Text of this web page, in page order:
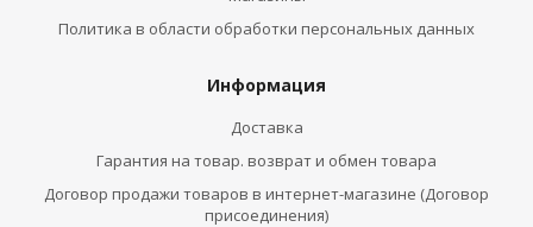
Политика в области обработки персональных данных
Информация
Доставка
Гарантия на товар. возврат и обмен товара
Договор продажи товаров в интернет-магазине (Договор
присоединения)